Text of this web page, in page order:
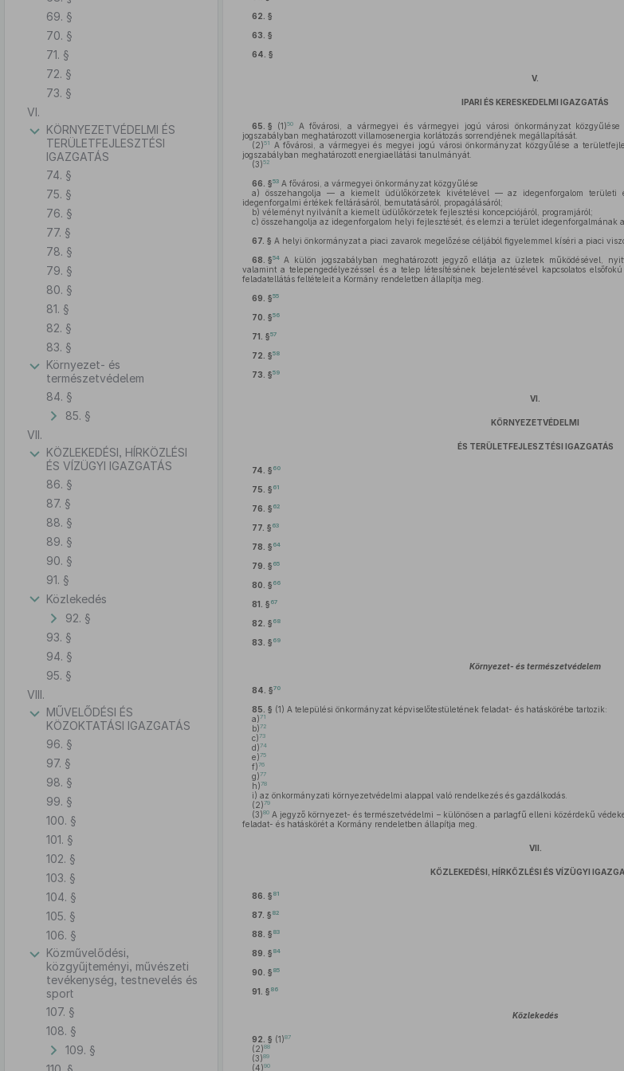
69. §
70. §
71. §
72. §
73. §
VI.
KÖRNYEZETVÉDELMI ÉS
TERÜLETFEJLESZTÉSI
IGAZGATÁS
74. §
75. §
76. §
77. §
78. §
79. §
80. §
81. §
82. §
83. §
Környezet- és
természetvédelem
84. §
85. §
VII.
KÖZLEKEDÉSI, HÍRKÖZLÉSI
ÉS VÍZÜGYI IGAZGATÁS
86. §
87. §
88. §
89. §
90. §
91. §
Közlekedés
92. §
93. §
94. §
95. §
VIII.
MŰVELŐDÉSI ÉS
KÖZOKTATÁSI IGAZGATÁS
96. §
97. §
98. §
99. §
100. §
101. §
102. §
103. §
104. §
105. §
106. §
Közművelődési,
közgyűjteményi, művészeti
tevékenység, testnevelés és
sport
107. §
108. §
109. §
62. §
63. §
64. §
V.
IPARI ÉS KERESKEDELMI IGAZGATÁS
65. § (1)50
A fővárosi, a vármegyei és vármegyei jogú városi önkormányzat
jogszabályban meghatározott villamosenergia korlátozás sorrendjének megállapítását.
(2)51
A fővárosi, a vármegyei és megyei jogú városi önkormányzat közgyűlése a
jogszabályban meghatározott energiaellátási tanulmányát.
(3)52
66. §53 A fővárosi, a vármegyei önkormányzat közgyűlése
a) összehangolja — a kiemelt üdülőkörzetek kivételével — az idegenforgalom területi
idegenforgalmi értékek feltárásáról, bemutatásáról, propagálásáról;
b) véleményt nyilvánít a kiemelt üdülőkörzetek fejlesztési koncepciójáról, programjáról;
c) összehangolja az idegenforgalom helyi fejlesztését, és elemzi a terület idegenforgalmának
67. § A helyi önkormányzat a piaci zavarok megelőzése céljából figyelemmel kíséri a piaci
68. §54 A külön jogszabályban meghatározott jegyző ellátja az üzletek működésével,
valamint a telepengedélyezéssel és a telep létesítésének bejelentésével kapcsolatos
feladatellátás feltételeit a Kormány rendeletben állapítja meg.
69. §55
70. §56
71. §57
72. §58
73. §59
VI.
KÖRNYEZETVÉDELMI
ÉS TERÜLETFEJLESZTÉSI IGAZGATÁS
74. § 60
75. § 61
76. § 62
77. § 63
78. § 64
79. § 65
80. § 66
81. § 67
82. § 68
83. § 69
Környezet- és természetvédelem
84. §70
85. § (1) A települési önkormányzat képviselőtestületének feladat- és hatáskörébe tartozik:
a)71
b)72
c)73
d)74
e)75
f)76
g)77
h)78
i) az önkormányzati környezetvédelmi alappal való rendelkezés és gazdálkodás.
(2)79
(3)80A jegyző környezet- és természetvédelmi – különösen a parlagfű elleni közérdekű
feladat- és hatáskörét a Kormány rendeletben állapítja meg.
VII.
KÖZLEKEDÉSI, HÍRKÖZLÉSI ÉS VÍZÜGYI
86. § 81
87. § 82
88. § 83
89. § 84
90. § 85
91. § 86
Közlekedés
92. § (1)87
(2)88
(3)89
(4)90